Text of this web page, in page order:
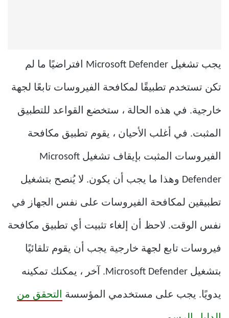
يجب تشغيل Microsoft Defender افتراضيًا ما لم
تكن تستخدم تطبيقًا لمكافحة الفيروسات تابعًا لجهة
خارجية. في هذه الحالة ، ستخضع القواعد للتطبيق
المثبت. في أغلب الأحيان ، يقوم تطبيق مكافحة
الفيروسات المثبت بإيقاف تشغيل Microsoft
Defender وهذا ما يجب أن يكون. لا يُنصح بتشغيل
تطبيقين لمكافحة الفيروسات على نفس الجهاز في
نفس الوقت. لاحظ أن إلغاء تثبيت أي تطبيق مكافحة
فيروسات تابع لجهة خارجية يجب أن يقوم تلقائيًا
بتشغيل Microsoft Defender. آخر ، يمكنك تمكينه
يدويًا. يجب على مستخدمي المؤسسة التحقق من